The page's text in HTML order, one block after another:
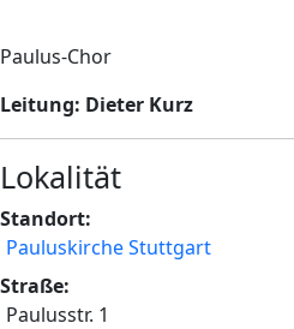
Paulus-Chor
Leitung: Dieter Kurz
Lokalität
Standort:
Pauluskirche Stuttgart
Straße:
Paulusstr. 1